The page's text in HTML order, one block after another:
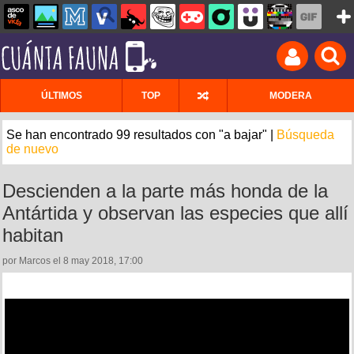
ÚLTIMOS TOP MODERA
Se han encontrado 99 resultados con "a bajar" |
Búsqueda
de nuevo
Descienden a la parte más honda de la
Antártida y observan las especies que allí
habitan
por Marcos el 8 may 2018, 17:00